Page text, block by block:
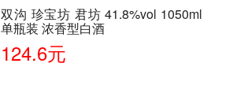
双沟 珍宝坊 君坊 41.8%vol 1050ml
单瓶装 浓香型白酒
124.6元